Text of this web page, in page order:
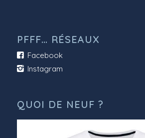
PFFF… RÉSEAUX
Facebook
Instagram
QUOI DE NEUF ?